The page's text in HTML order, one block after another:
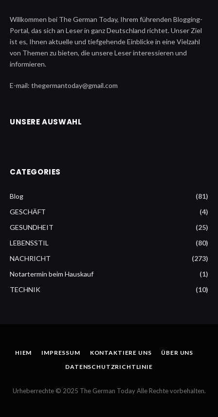
Willkommen bei The German Today, Ihrem führenden Blogging-
Portal, das sich an Leser in ganz Deutschland richtet. Unser Ziel
ist es, Ihnen aktuelle und tiefgehende Einblicke in eine Vielzahl
von Themen zu bieten, die unsere Leser interessieren und
informieren.
E-mail: thegermantoday@gmail.com
UNSERE AUSWAHL
CATEGORIES
Blog
(81)
GESCHÄFT
(4)
GESUNDHEIT
(25)
LEBENSSTIL
(80)
NACHRICHT
(273)
Notartermin beim Hauskauf
(1)
TECHNIK
(10)
HIEM IMPRESSUM KONTAKTIERE UNS
ÜBER UNS
DATENSCHUTZRICHTLINIE
Urheberrechte © 2025 The German Today Alle Rechte vorbehalten.